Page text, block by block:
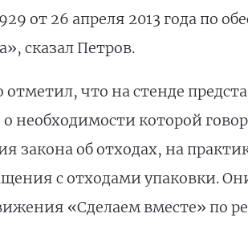
от 26 апреля 2013 года по
сказал Петров.
отметил, что на стенде
необходимости которой
об отходах, на
с отходами упаковки.
«Сделаем вместе» по